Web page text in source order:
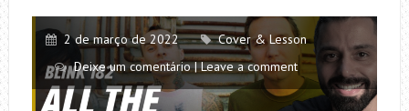
2 de março de 2022
Cover & Lesson
Deixe um comentário | Leave a comment